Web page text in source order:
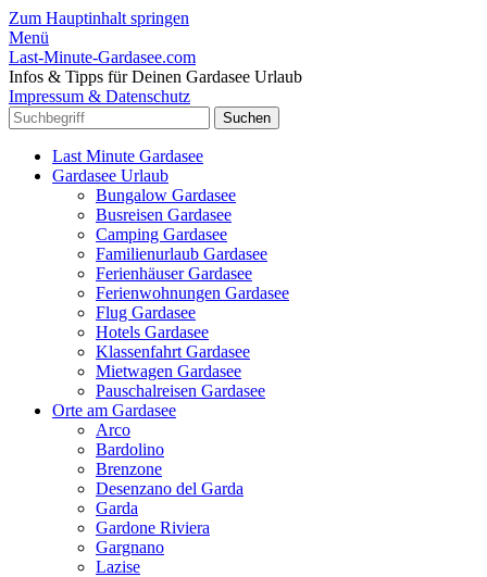
Zum Hauptinhalt springen
Menü
Last-Minute-Gardasee.com
Infos & Tipps für Deinen Gardasee Urlaub
Impressum & Datenschutz
Last Minute Gardasee
Gardasee Urlaub
Bungalow Gardasee
Busreisen Gardasee
Camping Gardasee
Familienurlaub Gardasee
Ferienhäuser Gardasee
Ferienwohnungen Gardasee
Flug Gardasee
Hotels Gardasee
Klassenfahrt Gardasee
Mietwagen Gardasee
Pauschalreisen Gardasee
Orte am Gardasee
Arco
Bardolino
Brenzone
Desenzano del Garda
Garda
Gardone Riviera
Gargnano
Lazise